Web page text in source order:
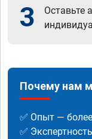
3
Оставьте
Почему нам
✅ Опыт —
✅